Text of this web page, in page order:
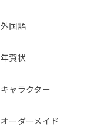
外国語
年賀状
キャラクター
オーダーメイド